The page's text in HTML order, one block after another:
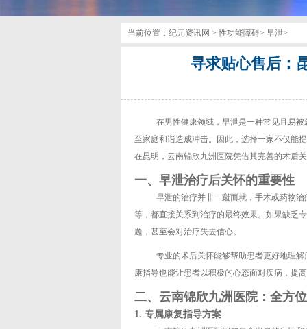
当前位置： 纪元资讯网 > 性功能障碍> 早泄>
寻求贴心售后：
在男性健康领域，早泄是一种常见且易
至家庭和谐造成冲击。因此，选择一家不仅能
在昆明，云南锦欣九洲医院凭借其完善的术后
一、早泄治疗后关怀的重要性
早泄的治疗并非一蹴而就，手术或药物
等，都直接关系到治疗的最终效果。如果缺乏
题，甚至会对治疗失去信心。
专业的术后关怀能够帮助患者更好地理
康指导也能让患者以积极的心态面对疾病，提
二、云南锦欣九洲医院：全方
1. 专属康复指导方案